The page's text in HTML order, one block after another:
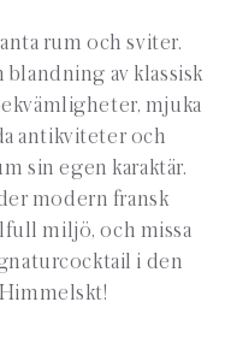
rum och sviter.
av klassisk
mjuka
antikviteter och
sin egen karaktär.
modern fransk
miljö, och missa
i den